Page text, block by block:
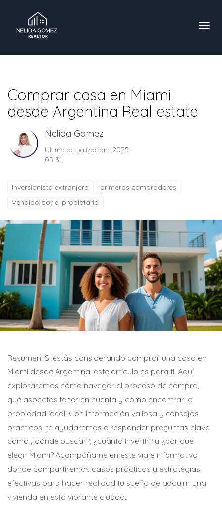
Comprar casa en Miami
desde Argentina Real estate
Nelida Gomez
Última actualización: 2025-
05-31
Inversionista extranjera
primeros compradores
Vendido por el propietario
Resumen: Si estás considerando comprar una casa en
Miami desde Argentina, este artículo es para ti. Aquí
exploraremos cómo navegar el proceso de compra,
qué aspectos tener en cuenta y cómo encontrar la
propiedad ideal. Con información valiosa y consejos
prácticos, te ayudaremos a responder preguntas clave
como ¿dónde buscar?, ¿cuánto invertir? y ¿por qué
elegir Miami? Acompáñame en este viaje informativo
donde compartiremos casos prácticos y estrategias
efectivas para hacer realidad tu sueño de adquirir una
vivienda en esta vibrante ciudad.